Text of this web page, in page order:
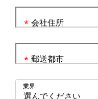
会社住所
*
郵送都市
*
業界